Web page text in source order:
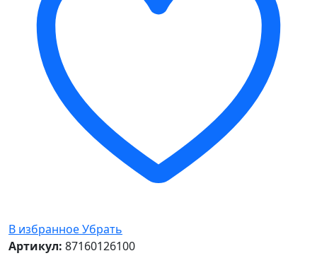
В избранноеУбрать
Артикул: 87160126100